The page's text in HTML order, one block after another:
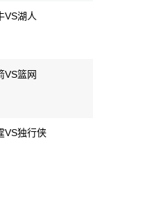
VS湖人
VS篮网
VS独行侠